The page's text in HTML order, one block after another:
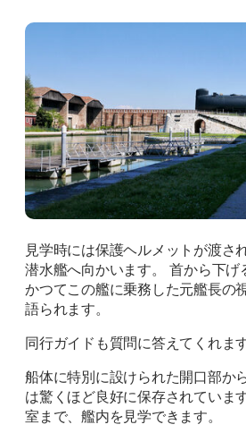
見学時には保護ヘルメットが渡さ
潜水艦へ向かいます。 首から下げ
かつてこの艦に乗務した元艦長の
語られます。
同行ガイドも質問に答えてくれます
船体に特別に設けられた開口部か
は驚くほど良好に保存されていま
室まで、艦内を見学できます。